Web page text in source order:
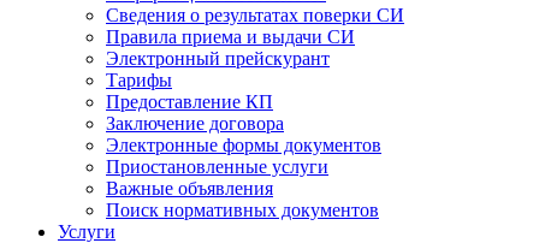
Сведения о результатах поверки СИ
Правила приема и выдачи СИ
Электронный прейскурант
Тарифы
Предоставление КП
Заключение договора
Электронные формы документов
Приостановленные услуги
Важные объявления
Поиск нормативных документов
Услуги